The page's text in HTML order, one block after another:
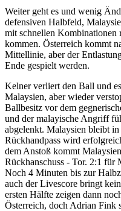
Weiter geht es und wenig
defensiven Halbfeld,
mit schnellen
kommen. Österreich kommt
Mittellinie, aber der
Ende gespielt werden.
Kelner verliert den Ball und
Malaysien, aber wieder
Ballbesitz vor dem
und der malayische Angriff
abgelenkt. Malaysien bleibt
Rückhandpass wird
dem Anstoß kommt
Rückhanschuss - Tor. 2:1 für
Noch 4 Minuten bis zur
auch der Livescore bringt
ersten Hälfte zeigen dann
Österreich, doch Adrian Fink